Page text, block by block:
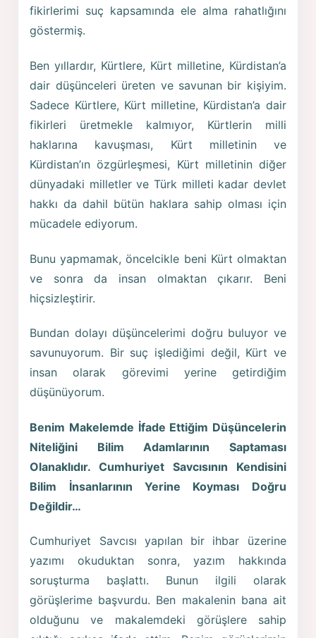
fikirlerimi suç kapsamında ele alma rahatlığını
göstermiş.
Ben yıllardır, Kürtlere, Kürt milletine, Kürdistan’a
dair düşünceleri üreten ve savunan bir kişiyim.
Sadece Kürtlere, Kürt milletine, Kürdistan’a dair
fikirleri üretmekle kalmıyor, Kürtlerin milli
haklarına kavuşması, Kürt milletinin ve
Kürdistan’ın özgürleşmesi, Kürt milletinin diğer
dünyadaki milletler ve Türk milleti kadar devlet
hakkı da dahil bütün haklara sahip olması için
mücadele ediyorum.
Bunu yapmamak, öncelcikle beni Kürt olmaktan
ve sonra da insan olmaktan çıkarır. Beni
hiçsizleştirir.
Bundan dolayı düşüncelerimi doğru buluyor ve
savunuyorum. Bir suç işlediğimi değil, Kürt ve
insan olarak görevimi yerine getirdiğim
düşünüyorum.
Benim Makelemde İfade Ettiğim Düşüncelerin
Niteliğini Bilim Adamlarının Saptaması
Olanaklıdır. Cumhuriyet Savcısının Kendisini
Bilim İnsanlarının Yerine Koyması Doğru
Değildir…
Cumhuriyet Savcısı yapılan bir ihbar üzerine
yazımı okuduktan sonra, yazım hakkında
soruşturma başlattı. Bunun ilgili olarak
görüşlerime başvurdu. Ben makalenin bana ait
olduğunu ve makalemdeki görüşlere sahip